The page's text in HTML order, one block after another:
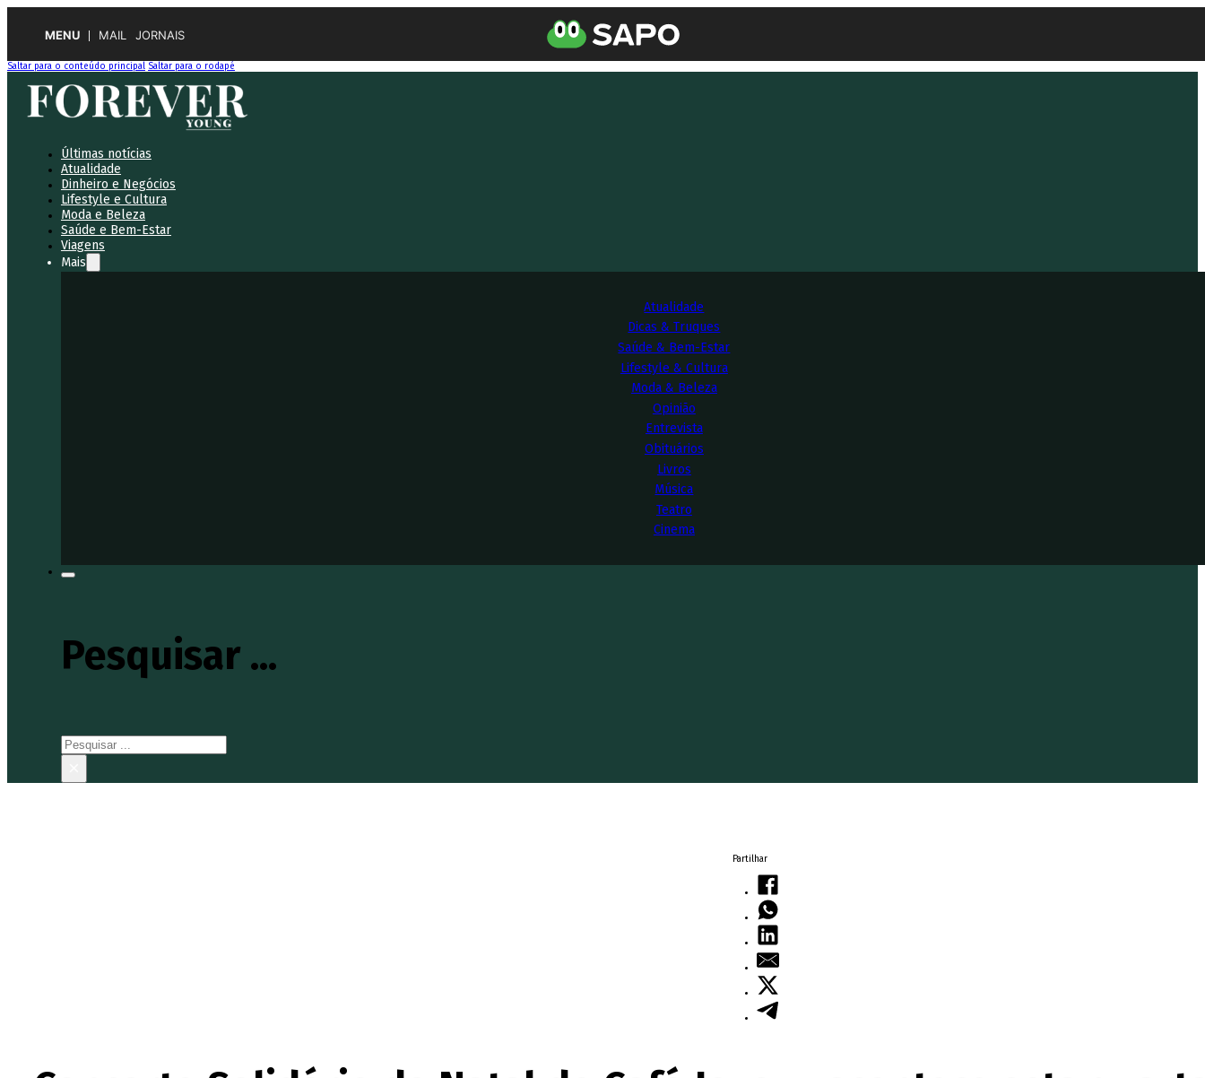
MENU MAIL JORNAIS
Saltar para o conteúdo principal Saltar para o rodapé
Últimas notícias
Atualidade
Dinheiro e Negócios
Lifestyle e Cultura
Moda e Beleza
Saúde e Bem-Estar
Viagens
Mais
Atualidade
Dicas & Truques
Saúde & Bem-Estar
Lifestyle & Cultura
Moda & Beleza
Opinião
Entrevista
Obituários
Livros
Música
Teatro
Cinema
Pesquisar ...
Pesquisar
Partilhar